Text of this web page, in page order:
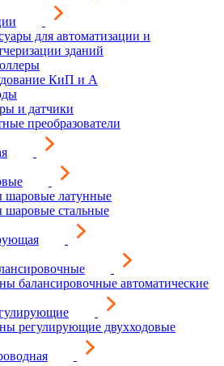
для автоматизации и
зданий
КиП и А
и датчики
преобразователи
шаровые латунные
шаровые стальные
балансировочные автоматические
регулирующие двухходовые